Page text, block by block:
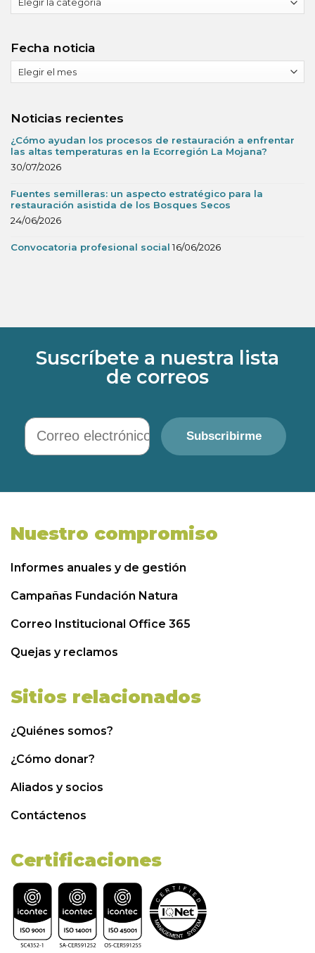
de:
Fecha noticia
noticia
Noticias recientes
¿Cómo ayudan los procesos de restauración a enfrentar
las altas temperaturas en la Ecorregión La Mojana?
30/07/2026
Fuentes semilleras: un aspecto estratégico para la
restauración asistida de los Bosques Secos
24/06/2026
Convocatoria profesional social 16/06/2026
Suscríbete a nuestra lista
de correos
Correo electrónico
Subscribirme
Nuestro compromiso
Informes anuales y de gestión
Campañas Fundación Natura
Correo Institucional Office 365
Quejas y reclamos
Sitios relacionados
¿Quiénes somos?
¿Cómo donar?
Aliados y socios
Contáctenos
Certificaciones